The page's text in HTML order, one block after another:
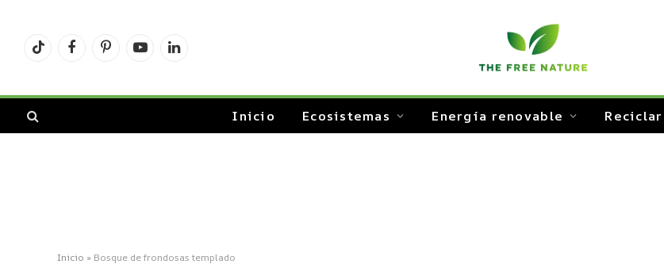
TikTok FacebookPinterestYouTubeLinkedIn
Inicio Ecosistemas Energía renovable Reciclar
Inicio » Bosque de frondosas templado